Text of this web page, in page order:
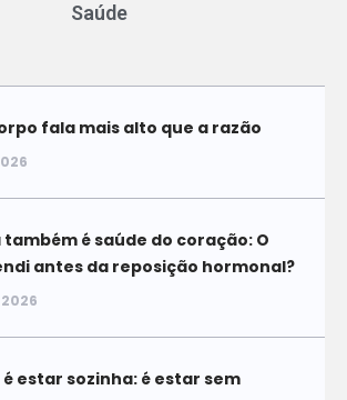
Saúde
fala mais alto que a razão
é saúde do coração: O
antes da reposição hormonal?
2026
estar sozinha: é estar sem